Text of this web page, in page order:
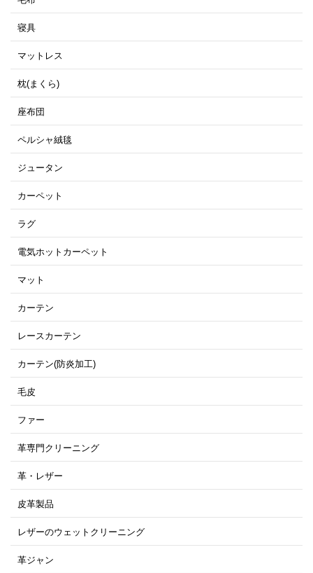
寝具
マットレス
枕(まくら)
座布団
ペルシャ絨毯
ジュータン
カーペット
ラグ
電気ホットカーペット
マット
カーテン
レースカーテン
カーテン(防炎加工)
毛皮
ファー
革専門クリーニング
革・レザー
皮革製品
レザーのウェットクリーニング
革ジャン